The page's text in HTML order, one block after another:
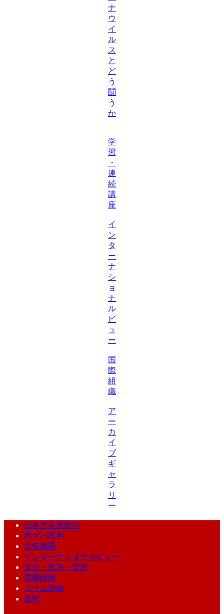
ナ
ウ
イ
ル
ス
と
ど
う
闘
う
か
学
習
・
連
続
講
座
イ
ン
タ
ー
ナ
シ
ョ
ナ
ル
ビ
ュ
ー
国
際
組
織
ア
ー
カ
イ
ブ
ギ
ャ
ラ
リ
ー
日本共産党批判
内ゲバ批判
青年同盟
インターナショナルビュー
文化・批評・学習
国際組織
コラム架橋
資料